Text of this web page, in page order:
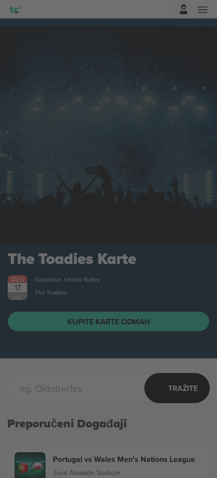
The Toadies Karte
AVG
17
PON
Columbus, United States
The Toadies
KUPITE KARTE ODMAH
TRAŽITE
Preporučeni Događaji
Portugal vs Wales Men's Nations League
José Alvalade Stadium